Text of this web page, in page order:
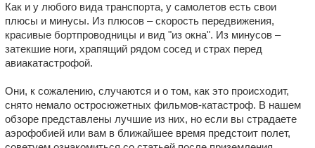
Как и у любого вида транспорта, у самолетов есть свои
плюсы и минусы. Из плюсов – скорость передвижения,
красивые бортпроводницы и вид "из окна". Из минусов –
затекшие ноги, храпящий рядом сосед и страх перед
авиакатастрофой.
Они, к сожалению, случаются и о том, как это происходит,
снято немало остросюжетных фильмов-катастроф. В нашем
обзоре представлены лучшие из них, но если вы страдаете
аэрофобией или вам в ближайшее время предстоит полет,